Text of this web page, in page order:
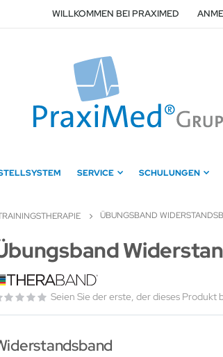
WILLKOMMEN BEI PRAXIMED
SERVICE SCHULUNGEN
ÜBUNGSBAND
Seien Sie der erste, der dieses Produkt